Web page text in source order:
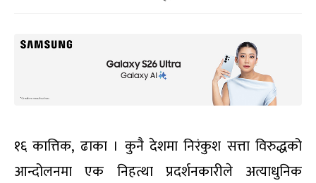
१६ कात्तिक, ढाका । कुनै देशमा निरंकुश सत्ता विरुद्धको
आन्दोलनमा एक निहत्था प्रदर्शनकारीले अत्याधुनिक